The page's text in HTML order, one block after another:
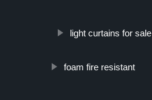
light curtains for sale
foam fire resistant